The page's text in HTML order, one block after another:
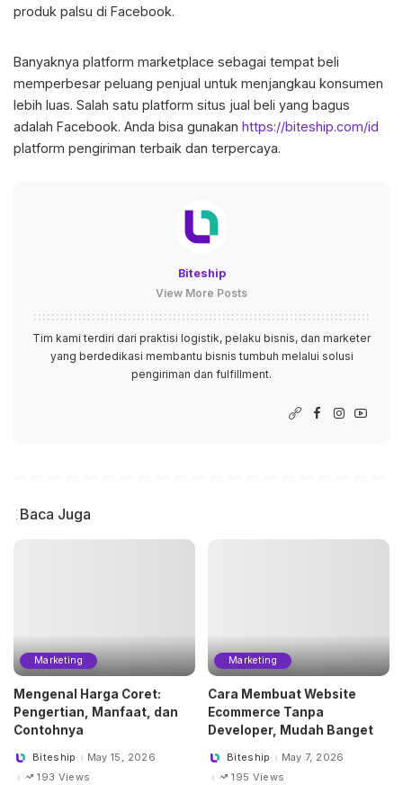
produk palsu di Facebook.
Banyaknya platform marketplace sebagai tempat beli
memperbesar peluang penjual untuk menjangkau konsumen
lebih luas. Salah satu platform situs jual beli yang bagus
adalah Facebook. Anda bisa gunakan https://biteship.com/id
platform pengiriman terbaik dan terpercaya.
Biteship
View More Posts
Tim kami terdiri dari praktisi logistik, pelaku bisnis, dan marketer
yang berdedikasi membantu bisnis tumbuh melalui solusi
pengiriman dan fulfillment.
Baca Juga
Marketing
Mengenal Harga Coret:
Pengertian, Manfaat, dan
Contohnya
PostedBiteship
May 15, 2026
193 Views
Marketing
Cara Membuat Website
Ecommerce Tanpa
Developer, Mudah Banget
PostedBiteship
May 7, 2026
195 Views